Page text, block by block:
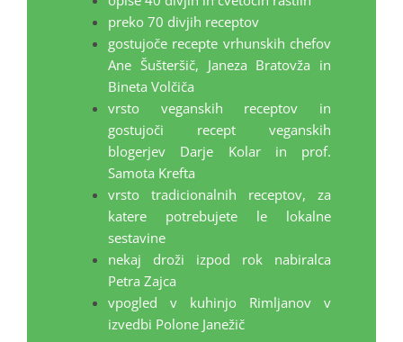
preko 70 divjih receptov
gostujoče recepte vrhunskih chefov
Ane Šušteršič, Janeza Bratovža in
Bineta Volčiča
vrsto veganskih receptov in
gostujoči recept veganskih
blogerjev Darje Kolar in prof.
Samota Krefta
vrsto tradicionalnih receptov, za
katere potrebujete le lokalne
sestavine
nekaj droži izpod rok nabiralca
Petra Zajca
vpogled v kuhinjo Rimljanov v
izvedbi Polone Janežič